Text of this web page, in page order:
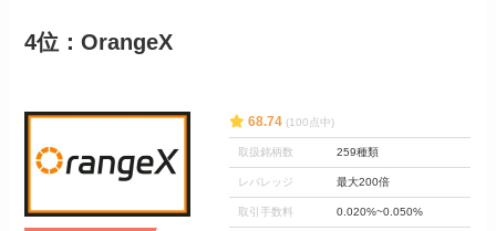
4位：OrangeX
68.74 (100点中)
取扱銘柄数 259種類
レバレッジ 最大200倍
取引手数料 0.020%~0.050%